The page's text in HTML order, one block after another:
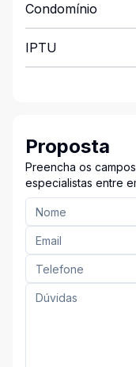
Condomínio
IPTU
Proposta
Preencha os
especialistas entre